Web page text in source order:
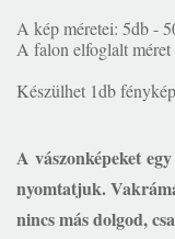
A kép méretei: 5db -
A falon elfoglalt méret
Készülhet 1db
A vászonképeket
nyomtatjuk.
nincs más dolgod,